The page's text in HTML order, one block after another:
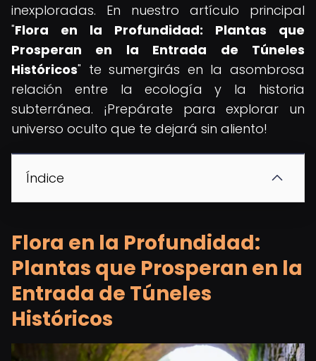
inexploradas. En nuestro artículo principal
"Flora en la Profundidad: Plantas que
Prosperan en la Entrada de Túneles
Históricos" te sumergirás en la asombrosa
relación entre la ecología y la historia
subterránea. ¡Prepárate para explorar un
universo oculto que te dejará sin aliento!
Índice
Flora en la Profundidad:
Plantas que Prosperan en la
Entrada de Túneles
Históricos